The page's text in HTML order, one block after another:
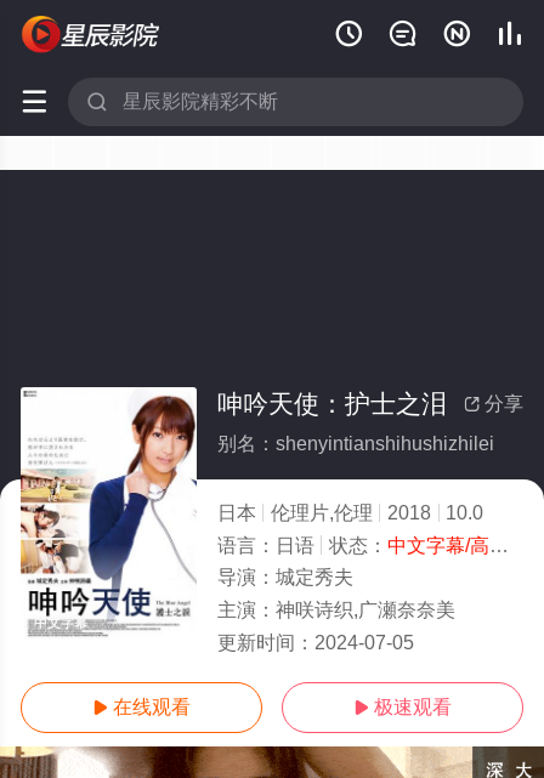
   
 
中文字幕
 分享
呻吟天使：护士之泪
别名：shenyintianshihushizhilei
日本 伦理片,伦理 2018
10.0
语言： 日语 状态： 中文字幕/高清
导演： 城定秀夫
主演： 神咲诗织,广瀬奈奈美
更新时间： 2024-07-05
 在线观看  极速观看